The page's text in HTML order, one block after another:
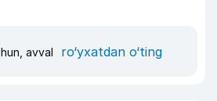
avval ro‘yxatdan o‘ting